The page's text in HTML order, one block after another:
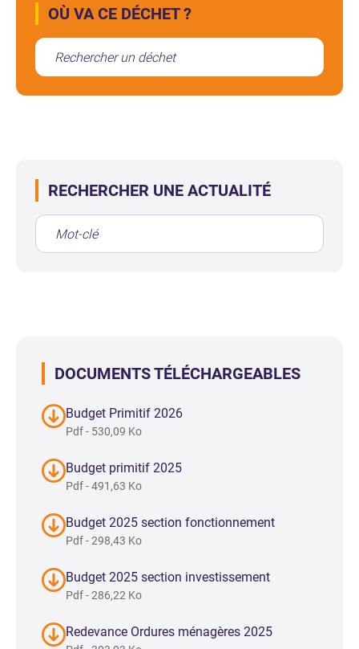
OÙ VA CE DÉCHET ?
RECHERCHER UNE ACTUALITÉ
DOCUMENTS TÉLÉCHARGEABLES
Budget Primitif 2026
Pdf - 530,09 Ko
Budget primitif 2025
Pdf - 491,63 Ko
Budget 2025 section fonctionnement
Pdf - 298,43 Ko
Budget 2025 section investissement
Pdf - 286,22 Ko
Redevance Ordures ménagères 2025